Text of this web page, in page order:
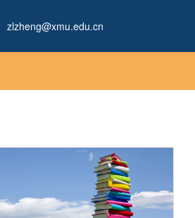
zlzheng@xmu.edu.cn